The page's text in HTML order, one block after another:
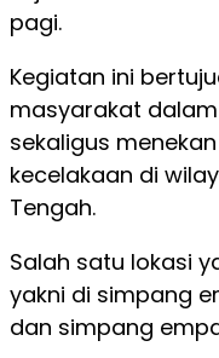
pagi.
Kegiatan ini
masyarakat
sekaligus
kecelakaan di
Tengah.
Salah satu lokasi
yakni di simpang
dan simpang